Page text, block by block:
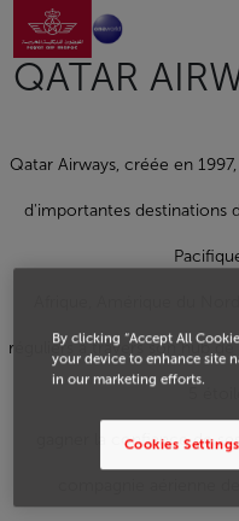
Saut au contenu principal
Aller à la
QATAR
Qatar Airways, créée en
d'importantes destinations
Afrique, Amérique du
réguliers à travers son hub de
gagner la confiance de
By clicking “Accept All
your device to enhance site
in our marketing efforts.
Cookies Settings